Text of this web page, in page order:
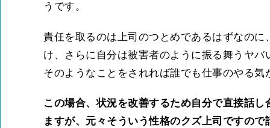
うです。
責任を取るのは上司のつとめであるはずなの
け、さらに自分は被害者のように振る舞うヤバ
そのようなことをされれば誰でも仕事のやる
この場合、状況を改善するため自分で直接話
ますが、元々そういう性格のクズ上司ですの